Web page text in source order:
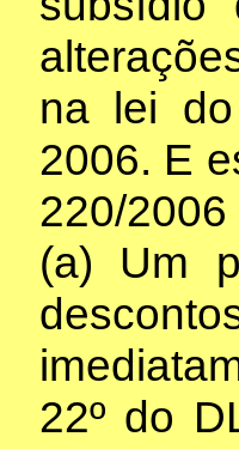
na lei
2006. E
220/
(a) Um
22º do